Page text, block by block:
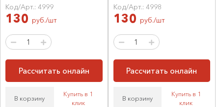
Код/Арт.: 4999
130 руб./шт
Рассчитать онлайн
В корзину
Купить в 1
клик
Код/Арт.: 4998
130 руб./шт
Рассчитать онлайн
В корзину
Купить в 1
клик